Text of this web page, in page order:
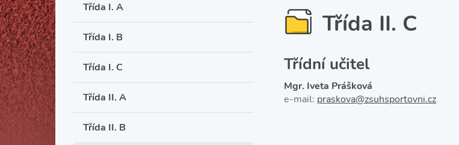
Třída II. C
Třídní učitel
Mgr. Iveta Prášková
e-mail: praskova@zsuhsportovni.cz
Třída I. A
Třída I. B
Třída I. C
Třída II. A
Třída II. B